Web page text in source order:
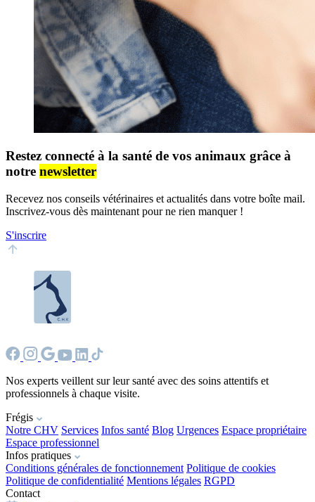
Restez connecté à la santé de vos animaux grâce à
notre newsletter
Recevez nos conseils vétérinaires et actualités dans votre boîte mail.
Inscrivez-vous dès maintenant pour ne rien manquer !
S'inscrire
Nos experts veillent sur leur santé avec des soins attentifs et
professionnels à chaque visite.
Frégis
Notre CHV Services Infos santé Blog Urgences Espace propriétaire
Espace professionnel
Infos pratiques
Conditions générales de fonctionnement Politique de cookies
Politique de confidentialité Mentions légales RGPD
Contact